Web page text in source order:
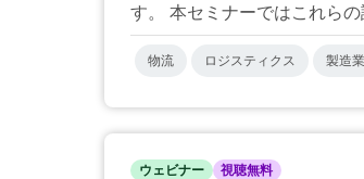
す。 本セミナーではこれら
物流 ロジスティクス 製造業
ウェビナー 視聴無料